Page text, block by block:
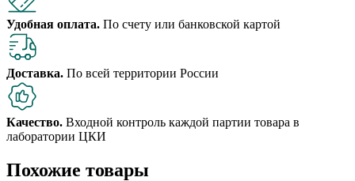
Удобная оплата. По счету или банковской картой
Доставка. По всей территории России
Качество. Входной контроль каждой партии товара в
лаборатории ЦКИ
Похожие товары